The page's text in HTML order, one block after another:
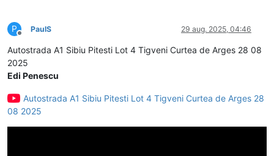
P
Deconectat
PaulS 29 aug. 2025, 04:46
Autostrada A1 Sibiu Pitesti Lot 4 Tigveni Curtea de Arges 28 08
2025
Edi Penescu
Autostrada A1 Sibiu Pitesti Lot 4 Tigveni Curtea de Arges 28
08 2025